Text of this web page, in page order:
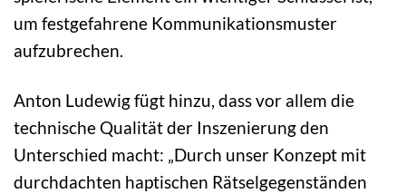
um festgefahrene Kommunikationsmuster
aufzubrechen.
Anton Ludewig fügt hinzu, dass vor allem die
technische Qualität der Inszenierung den
Unterschied macht: „Durch unser Konzept mit
durchdachten haptischen Rätselgegenständen